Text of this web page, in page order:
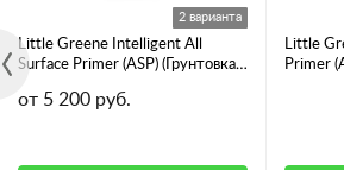
2 варианта
Little Greene Intelligent All
Surface Primer (ASP) (Грунтовка
от 5 200 руб.
Little
Primer